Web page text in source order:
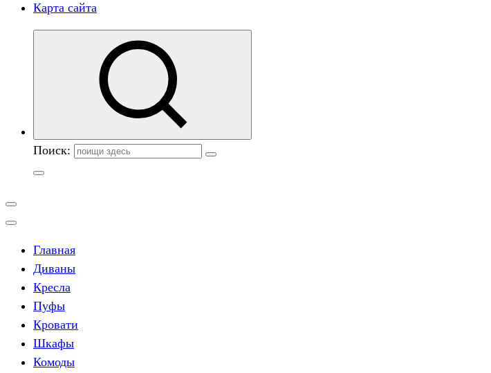
Карта сайта
Поиск:
Главная
Диваны
Кресла
Пуфы
Кровати
Шкафы
Комоды